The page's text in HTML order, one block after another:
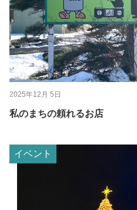
2025年12月 5日
私のまちの頼れるお店
イベント